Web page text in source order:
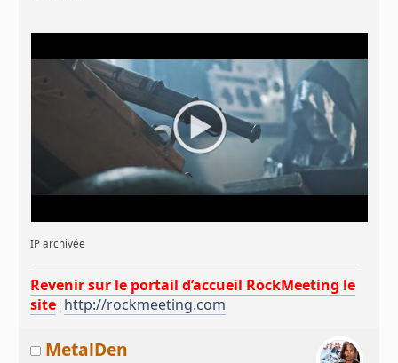
IP archivée
Revenir sur le portail d’accueil RockMeeting le
site : http://rockmeeting.com
MetalDen